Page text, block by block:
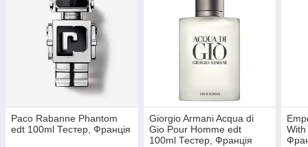
Paco Rabanne Phantom
edt 100ml Тестер, Франція
Giorgio Armani Acqua di
Gio Pour Homme edt
100ml Тестер, Франція